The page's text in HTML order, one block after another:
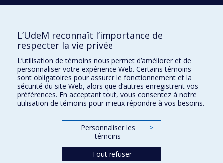
Kinésiologie et des sciences de l’activité physique
Orthophonie et audiologie
Directions
DPC
CPASS
L’UdeM reconnaît l’importance de
respecter la vie privée
L’utilisation de témoins nous permet d’améliorer et de
personnaliser votre expérience Web. Certains témoins
sont obligatoires pour assurer le fonctionnement et la
sécurité du site Web, alors que d’autres enregistrent vos
préférences. En acceptant tout, vous consentez à notre
utilisation de témoins pour mieux répondre à vos besoins.
Personnaliser les
témoins
>
Tout refuser